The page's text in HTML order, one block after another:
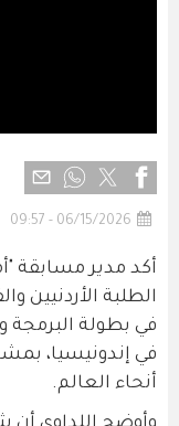
06/15/2026 - 09:57
أكد مدير مسابقة
الطلبة الأردنيين
في بطولة البرمجة
أنحاء العالم.